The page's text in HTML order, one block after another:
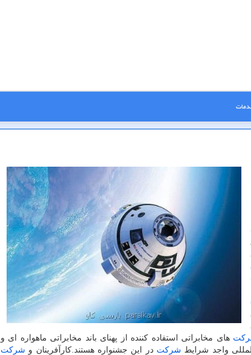
های مخابراتی استفاده كننده از پهنای باند مخابراتی ماهواره ای و
واجد شرایط شركت در این جشنواره هستند.كارآفرینان و شركت